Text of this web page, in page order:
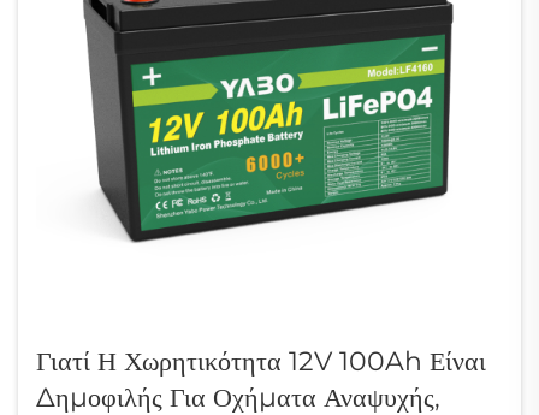
Γιατί Η Χωρητικότητα 12V 100Ah Είναι
Δημοφιλής Για Οχήματα Αναψυχής,